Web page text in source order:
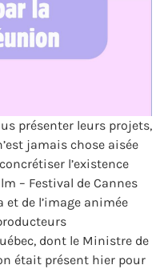
présenter leurs projets,
jamais chose aisée
l’existence
– Festival de Cannes
de l’image animée
dont le Ministre de
était présent hier pour